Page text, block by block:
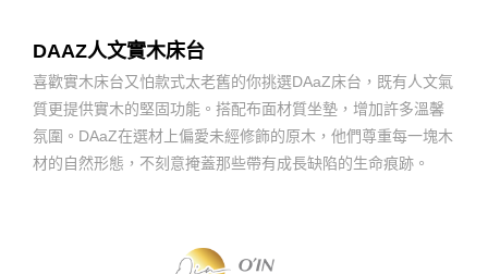
DAAZ人文實木床台
喜歡實木床台又怕款式太老舊的你挑選DAaZ床台，既有人文氣
質更提供實木的堅固功能。搭配布面材質坐墊，增加許多溫馨
氛圍。DAaZ在選材上偏愛未經修飾的原木，他們尊重每一塊木
材的自然形態，不刻意掩蓋那些帶有成長缺陷的生命痕跡。